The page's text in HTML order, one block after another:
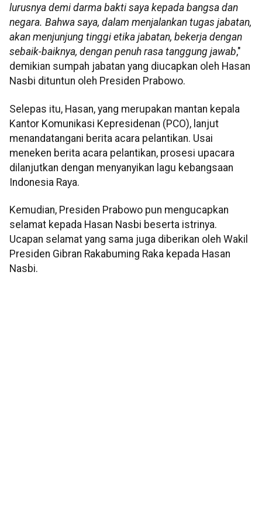
lurusnya demi darma bakti saya kepada bangsa dan
negara. Bahwa saya, dalam menjalankan tugas jabatan,
akan menjunjung tinggi etika jabatan, bekerja dengan
sebaik-baiknya, dengan penuh rasa tanggung jawab,"
demikian sumpah jabatan yang diucapkan oleh Hasan
Nasbi dituntun oleh Presiden Prabowo.
Selepas itu, Hasan, yang merupakan mantan kepala
Kantor Komunikasi Kepresidenan (PCO), lanjut
menandatangani berita acara pelantikan. Usai
meneken berita acara pelantikan, prosesi upacara
dilanjutkan dengan menyanyikan lagu kebangsaan
Indonesia Raya.
Kemudian, Presiden Prabowo pun mengucapkan
selamat kepada Hasan Nasbi beserta istrinya.
Ucapan selamat yang sama juga diberikan oleh Wakil
Presiden Gibran Rakabuming Raka kepada Hasan
Nasbi.